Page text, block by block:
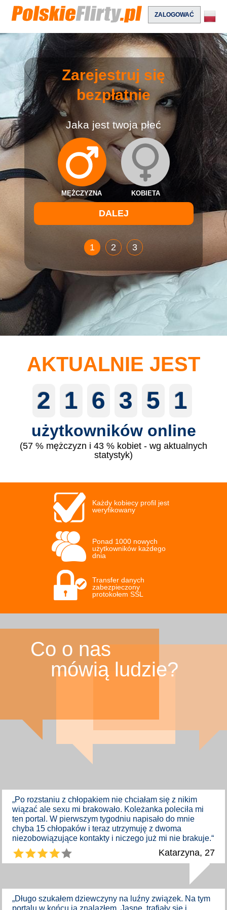
ZALOGOWAĆ
Zarejestruj się
bezpłatnie
Jaka jest twoja płeć
MĘŻCZYZNA KOBIETA
1 2 3
AKTUALNIE JEST
2 1 6 3 5 1
użytkowników online
(57 % mężczyzn i 43 % kobiet - wg aktualnych
statystyk)
Każdy kobiecy profil jest
weryfikowany
Ponad 1000 nowych
użytkowników każdego
dnia
Transfer danych
zabezpieczony
protokołem SSL
Co o nas
mówią ludzie?
„Po rozstaniu z chłopakiem nie chciałam się z nikim
wiązać ale sexu mi brakowało. Koleżanka poleciła mi
ten portal. W pierwszym tygodniu napisało do mnie
chyba 15 chłopaków i teraz utrzymuję z dwoma
niezobowiązujące kontakty i niczego już mi nie brakuje.“
Katarzyna, 27
„Długo szukałem dziewczyny na luźny związek. Na tym
portalu w końcu ją znalazłem. Jasne, trafiały się i